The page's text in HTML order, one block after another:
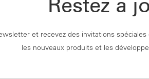
et recevez des invitations
les nouveaux produits et les